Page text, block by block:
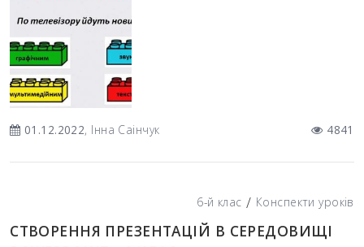
01.12.2022, Інна Саінчук 4841
6-й клас / Конспекти уроків
СТВОРЕННЯ ПРЕЗЕНТАЦІЙ В СЕРЕДОВИЩІ